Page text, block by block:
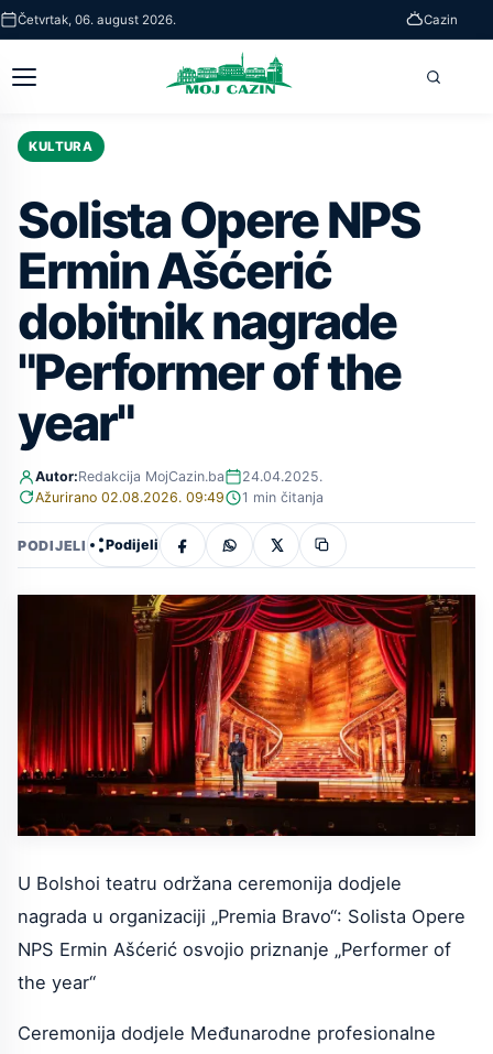
Skip
to
main
Četvrtak, 06. august 2026. Cazin
Otvori
meni
KULTURA
Solista Opere NPS
Ermin Ašćerić
dobitnik nagrade
"Performer of the
year"
Autor:Redakcija MojCazin.ba
24.04.2025.
Ažurirano 02.08.2026. 09:49
1 min čitanja
PODIJELI Podijeli
U Bolshoi teatru održana ceremonija dodjele
nagrada u organizaciji „Premia Bravo“: Solista Opere
NPS Ermin Ašćerić osvojio priznanje „Performer of
the year“
Ceremonija dodjele Međunarodne profesionalne